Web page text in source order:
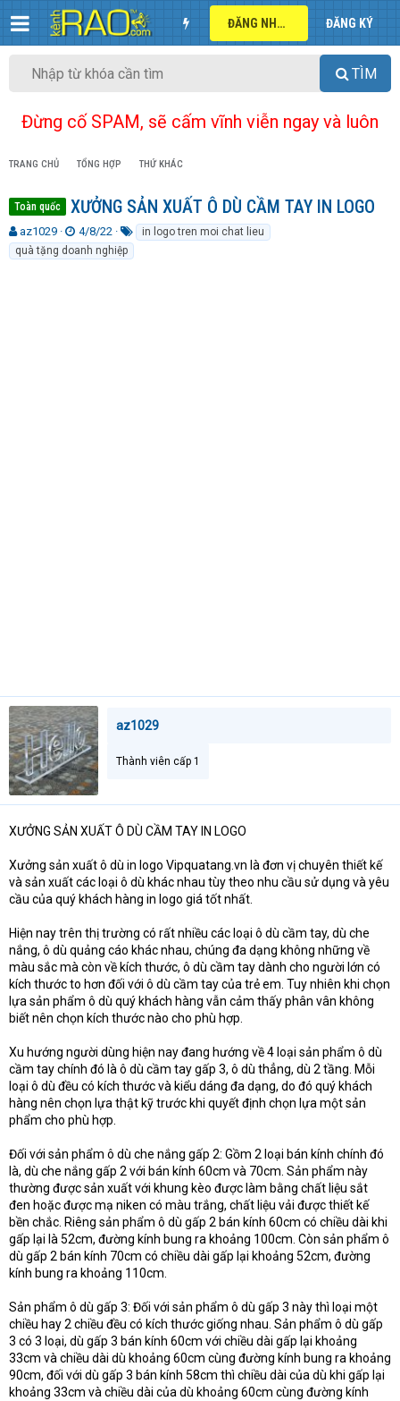
ĐĂNG NHẬP ĐĂNG KÝ
TÌM
Đừng cố SPAM, sẽ cấm vĩnh viễn ngay và luôn
TRANG CHỦ TỔNG HỢP THỨ KHÁC
Toàn quốc XƯỞNG SẢN XUẤT Ô DÙ CẦM TAY IN LOGO
T
h
r
az1029
N
g
à
4/8/22
in logo tren moi chat lieu
quà tặng doanh nghiệp
az1029
Thành viên cấp 1
XƯỞNG SẢN XUẤT Ô DÙ CẦM TAY IN LOGO
Xưởng sản xuất ô dù in logo Vipquatang.vn là đơn vị chuyên thiết kế
và sản xuất các loại ô dù khác nhau tùy theo nhu cầu sử dụng và yêu
cầu của quý khách hàng in logo giá tốt nhất.
Hiện nay trên thị trường có rất nhiều các loại ô dù cầm tay, dù che
nắng, ô dù quảng cáo khác nhau, chúng đa dạng không những về
màu sắc mà còn về kích thước, ô dù cầm tay dành cho người lớn có
kích thước to hơn đối với ô dù cầm tay của trẻ em. Tuy nhiên khi chọn
lựa sản phẩm ô dù quý khách hàng vẫn cảm thấy phân vân không
biết nên chọn kích thước nào cho phù hợp.
Xu hướng người dùng hiện nay đang hướng về 4 loại sản phẩm ô dù
cầm tay chính đó là ô dù cầm tay gấp 3, ô dù thẳng, dù 2 tầng. Mỗi
loại ô dù đều có kích thước và kiểu dáng đa dạng, do đó quý khách
hàng nên chọn lựa thật kỹ trước khi quyết định chọn lựa một sản
phẩm cho phù hợp.
Đối với sản phẩm ô dù che nắng gấp 2: Gồm 2 loại bán kính chính đó
là, dù che nắng gấp 2 với bán kính 60cm và 70cm. Sản phẩm này
thường được sản xuất với khung kèo được làm bằng chất liệu sắt
đen hoặc được mạ niken có màu trắng, chất liệu vải được thiết kế
bền chắc. Riêng sản phẩm ô dù gấp 2 bán kính 60cm có chiều dài khi
gấp lại là 52cm, đường kính bung ra khoảng 100cm. Còn sản phẩm ô
dù gấp 2 bán kính 70cm có chiều dài gấp lại khoảng 52cm, đường
kính bung ra khoảng 110cm.
Sản phẩm ô dù gấp 3: Đối với sản phẩm ô dù gấp 3 này thì loại một
chiều hay 2 chiều đều có kích thước giống nhau. Sản phẩm ô dù gấp
3 có 3 loại, dù gấp 3 bán kính 60cm với chiều dài gấp lại khoảng
33cm và chiều dài dù khoảng 60cm cùng đường kính bung ra khoảng
90cm, đối với dù gấp 3 bán kính 58cm thì chiều dài của dù khi gấp lại
khoảng 33cm và chiều dài của dù khoảng 60cm cùng đường kính